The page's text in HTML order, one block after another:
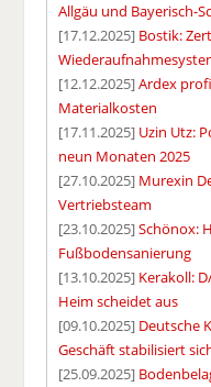
Allgäu und Bayerisch-
[17.12.2025] Bostik:
[12.12.2025]Ardex
Materialkosten
[17.11.2025] Uzin Utz:
neun Monaten 2025
[27.10.2025] Murexin
Vertriebsteam
[23.10.2025]Schönox:
Fußbodensanierung
[13.10.2025] Kerakoll:
Heim scheidet aus
[09.10.2025] Deutsche
Geschäft stabilisiert
[25.09.2025]